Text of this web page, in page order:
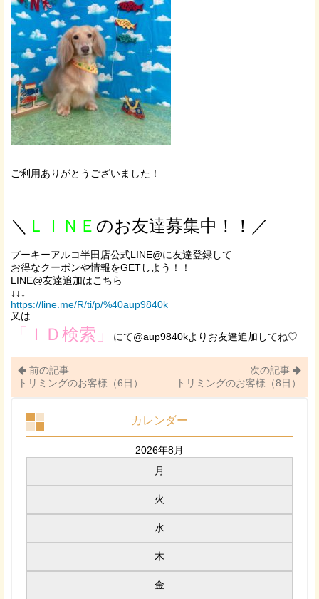
ご利用ありがとうございました！
＼ ＬＩＮＥ のお友達募集中！！／
プーキーアルコ半田店公式LINE@に友達登録して
お得なクーポンや情報をGETしよう！！
LINE@友達追加はこちら
↓↓↓
https://line.me/R/ti/p/%40aup9840k
又は
「ＩＤ検索」 にて@aup9840kよりお友達追加してね♡
前の記事
トリミングのお客様（6日）
次の記事
トリミングのお客様（8日）
カレンダー
2026年8月
月
火
水
木
金